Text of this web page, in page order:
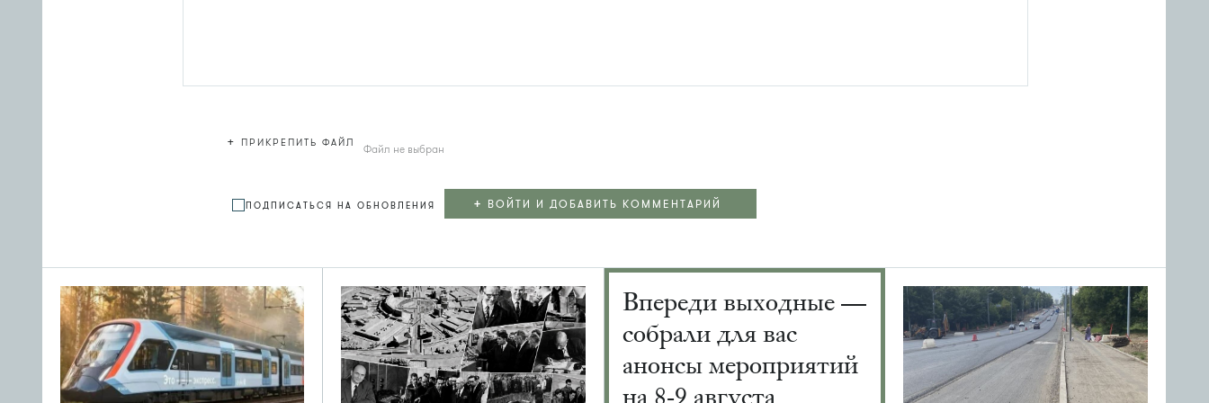
+ ПРИКРЕПИТЬ ФАЙЛ Файл не выбран
ПОДПИСАТЬСЯ НА ОБНОВЛЕНИЯ + ВОЙТИ И ДОБАВИТЬ КОММЕНТАРИЙ
Впереди выходные —
собрали для вас
анонсы мероприятий
на 8-9 августа